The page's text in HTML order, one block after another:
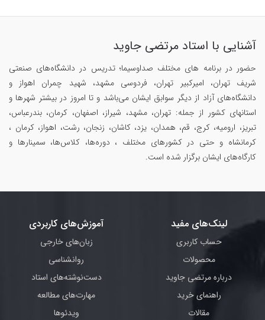
آشنایی با استاد مرتضی جاوید
حضور در برنامه های مختلف صداوسیما؛ تدریس در دانشگاه‌های صنعتی
شریف تهران، امیرکبیر تهران، فردوسی مشهد، شهید چمران اهواز و
دانشگاه‌های آزاد از دیگر سوابق ایشان می‌باشد و تا امروز در بیشتر شهرها و
استانهای کشور از جمله: تهران، مشهد، شیراز، اصفهان، کرمان، بندرعباس،
تبریز، ارومیه، کرج، قم، همدان، یزد، کاشان، زنجان، رشت، اهواز، کرمان ،
کرمانشاه و حتی در کشورهای مختلف ، دوره‌ها، کلاس‌ها، سمینار‌ها و
کارگاه‌های ایشان برگزار شده است.
لینک‌های مفید
حساب کاربری
محصولات
درباره مرتضی جاوید
راهنمای خرید
مقالات
آموزش‌های کاربردی
زبان‌های خارجی
روانشناسی
دست‌نوشته‌های استاد
مهارت‌های مطالعه
ویدئوها